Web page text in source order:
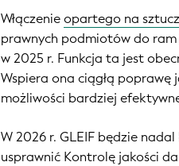
Włączenieopartego na
prawnych podmiotów do ram
w 2025 r. Funkcja ta jest
Wspiera ona ciągłą poprawę
możliwości bardziej
W 2026 r. GLEIF będzie
usprawnić Kontrolę jakości